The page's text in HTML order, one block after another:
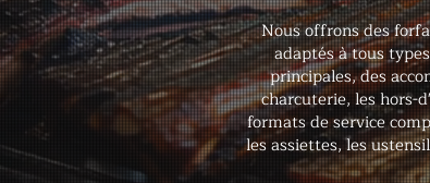
Nous offrons des
adaptés à tous
principales, des
charcuterie, les hors-
formats de service
les assiettes, les